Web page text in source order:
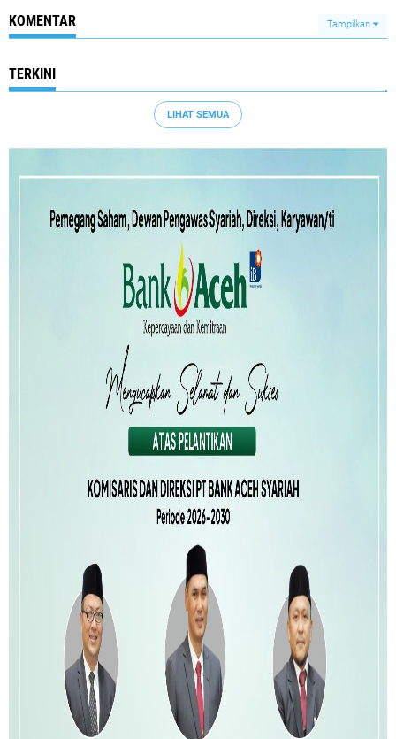
KOMENTAR Tampilkan
TERKINI
LIHAT SEMUA